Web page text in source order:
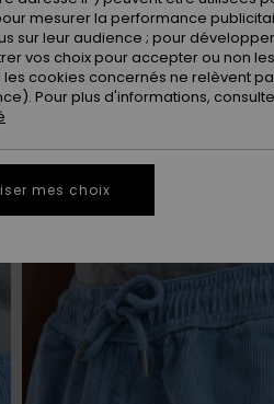
mesurer la performance
sur leur audience ; pour
vos choix pour accepter ou non
cookies concernés ne relèvent
Pour plus d'informations,
mes choix